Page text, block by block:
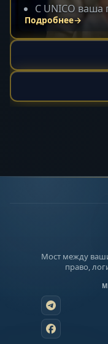
C UNICO ваша
Подробнее→
Мост между
право,